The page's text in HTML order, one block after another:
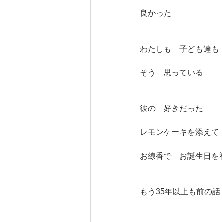
良かった
わたしも　子ども達も
そう　思っている
彼の　好きだった
レモンケーキを添えて
お線香で　お誕生日を
もう35年以上も前の話